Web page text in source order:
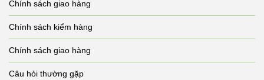
Chính sách giao hàng
Chính sách kiểm hàng
Chính sách giao hàng
Câu hỏi thường gặp